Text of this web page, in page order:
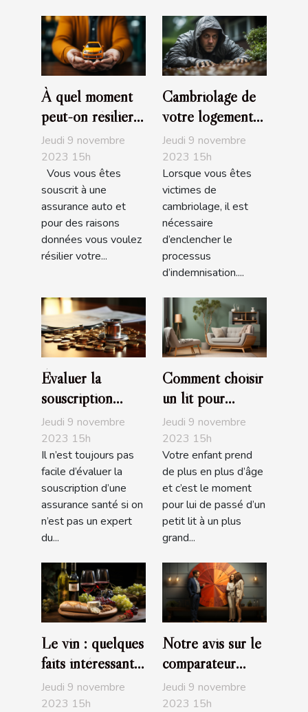
À quel moment
peut-on résilier
son assurance
auto?
Jeudi 9 novembre
2023 15h
Vous vous êtes
souscrit à une
assurance auto et
pour des raisons
données vous voulez
résilier votre...
Cambriolage de
votre logement
assuré :
Comment être
indemnisé?
Jeudi 9 novembre
2023 15h
Lorsque vous êtes
victimes de
cambriolage, il est
nécessaire
d’enclencher le
processus
d’indemnisation....
Évaluer la
souscription
d’une assurance
santé : comment
s’y prendre ?
Jeudi 9 novembre
2023 15h
Il n’est toujours pas
facile d’évaluer la
souscription d’une
assurance santé si on
n’est pas un expert
du...
Comment choisir
un lit pour
enfant ?
Jeudi 9 novembre
2023 15h
Votre enfant prend
de plus en plus d’âge
et c’est le moment
pour lui de passé d’un
petit lit à un plus
grand...
Le vin : quelques
faits intéressants
à savoir
Jeudi 9 novembre
2023 15h
Notre avis sur le
comparateur
d’assurance de
prêt de MBA
Jeudi 9 novembre
2023 15h